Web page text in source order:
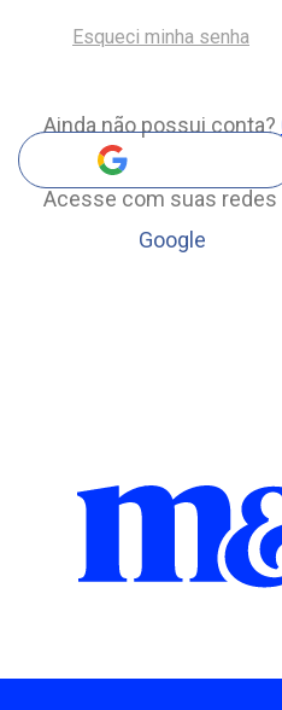
Esqueci minha senha
Ainda não possui conta?
Acesse com suas redes
Google